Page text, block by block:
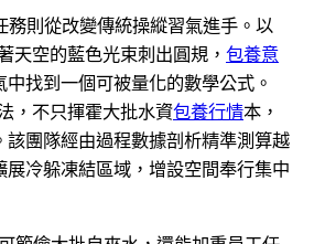
務則從改變傳統操縱習氣進手。以
天空的藍色光束刺出圓規， 包養意
找到一個可被量化的數學公式。
，不只揮霍大批水資包養行情本，
該團隊經由過程數據剖析精準測算越
展冷躲凍結區域，增設空間奉行集中